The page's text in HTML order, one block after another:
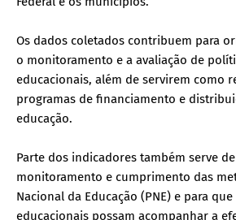
Os dados coletados contribuem para
o monitoramento e a avaliação de
educacionais, além de servirem como
programas de financiamento e
educação.
Parte dos indicadores também serve
monitoramento e cumprimento das
Nacional da Educação (PNE) e para
educacionais possam acompanhar a